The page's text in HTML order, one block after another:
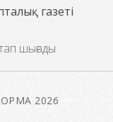
газеті
шығады
2026